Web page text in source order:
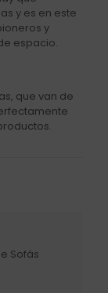
y es en este
y
espacio.
que van de
Sofás